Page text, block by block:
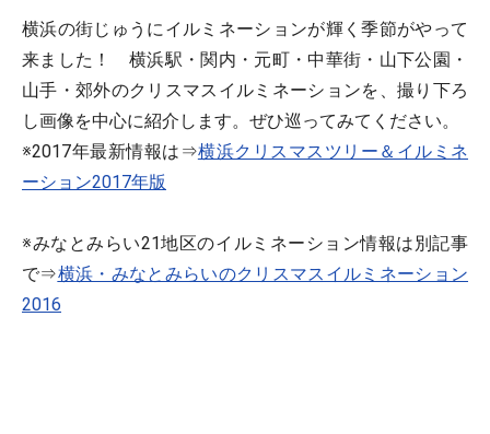
横浜の街じゅうにイルミネーションが輝く季節がやって
来ました！ 横浜駅・関内・元町・中華街・山下公園・
山手・郊外のクリスマスイルミネーションを、撮り下ろ
し画像を中心に紹介します。ぜひ巡ってみてください。
※2017年最新情報は⇒横浜クリスマスツリー＆イルミネ
ーション2017年版
※みなとみらい21地区のイルミネーション情報は別記事
で⇒横浜・みなとみらいのクリスマスイルミネーション
2016